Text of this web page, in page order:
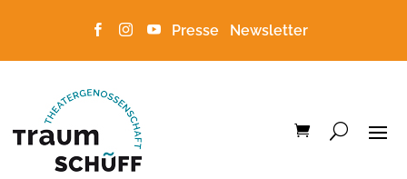
   Presse Newsletter